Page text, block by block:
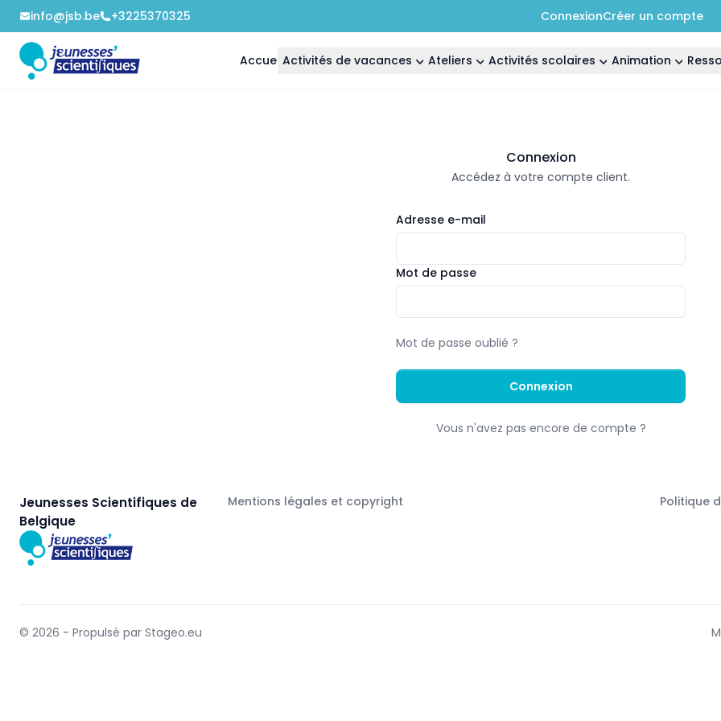
info@jsb.be +3225370325 ConnexionCréer un compte
Accueil Activités de vacances Ateliers Activités scolaires Animation
Connexion
Accédez à votre compte client.
Adresse e-mail
Mot de passe
Mot de passe oublié ?
Connexion
Vous n'avez pas encore de compte ?
Jeunesses Scientifiques de
Belgique
Mentions légales et copyright Politique
© 2026 - Propulsé par Stageo.eu